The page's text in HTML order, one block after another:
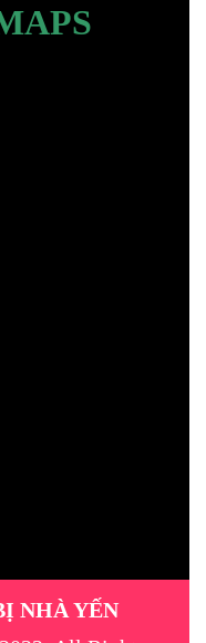
NHÀ YẾN